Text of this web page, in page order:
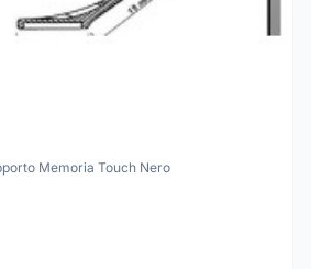
Memoria Touch Nero